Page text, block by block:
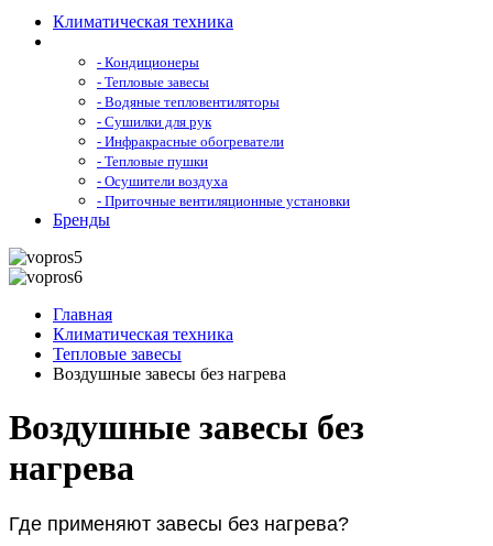
Климатическая техника
- Кондиционеры
- Тепловые завесы
- Водяные тепловентиляторы
- Сушилки для рук
- Инфракрасные обогреватели
- Тепловые пушки
- Осушители воздуха
- Приточные вентиляционные установки
Бренды
Главная
Климатическая техника
Тепловые завесы
Воздушные завесы без нагрева
Воздушные завесы без
нагрева
Где применяют завесы без нагрева?